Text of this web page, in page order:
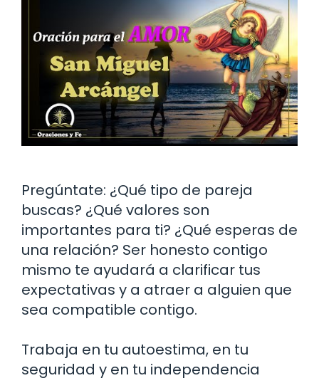
Pregúntate: ¿Qué tipo de pareja
buscas? ¿Qué valores son
importantes para ti? ¿Qué esperas de
una relación? Ser honesto contigo
mismo te ayudará a clarificar tus
expectativas y a atraer a alguien que
sea compatible contigo.
Trabaja en tu autoestima, en tu
seguridad y en tu independencia